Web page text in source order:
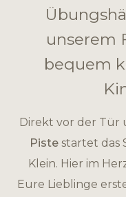
unserem
bequem
Direkt vor der Tür
Piste startet das
Klein. Hier im
Eure Lieblinge